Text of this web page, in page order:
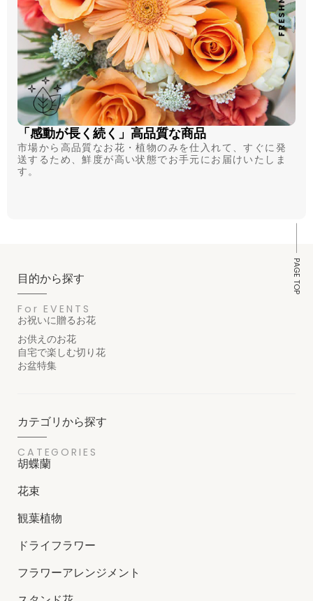
「感動が長く続く」高品質な商品
市場から高品質なお花・植物のみを仕入れて、すぐに発
送するため、鮮度が高い状態でお手元にお届けいたしま
す。
PAGE TOP
目的から探す
For EVENTS
お祝いに贈るお花
お供えのお花
自宅で楽しむ切り花
お盆特集
カテゴリから探す
CATEGORIES
胡蝶蘭
花束
観葉植物
ドライフラワー
フラワーアレンジメント